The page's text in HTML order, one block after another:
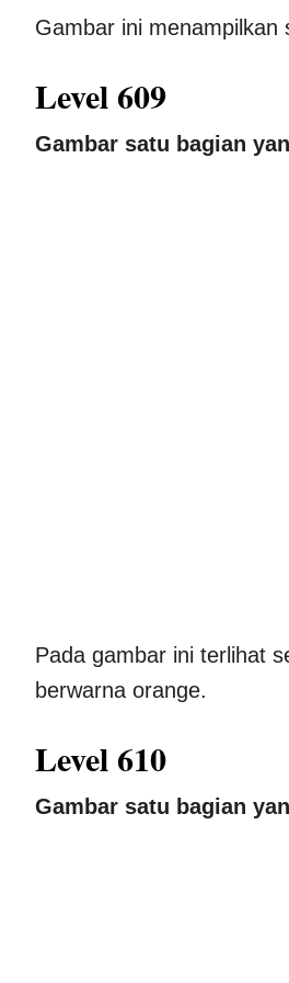
Gambar ini menampilkan
Level 609
Gambar satu bagian
Pada gambar ini terlihat
berwarna orange.
Level 610
Gambar satu bagian